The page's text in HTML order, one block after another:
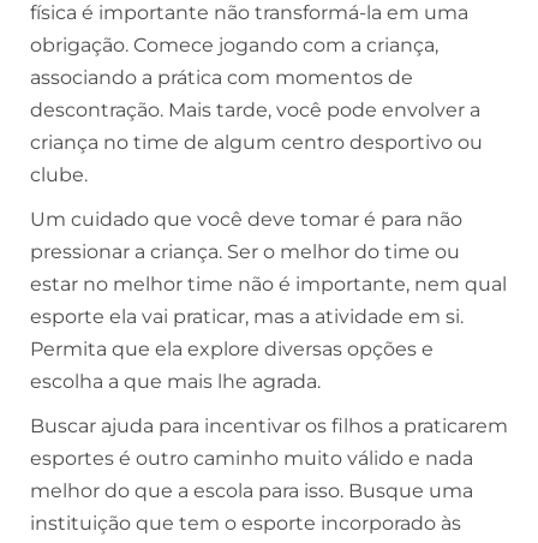
física é importante não transformá-la em uma
obrigação. Comece jogando com a criança,
associando a prática com momentos de
descontração. Mais tarde, você pode envolver a
criança no time de algum centro desportivo ou
clube.
Um cuidado que você deve tomar é para não
pressionar a criança. Ser o melhor do time ou
estar no melhor time não é importante, nem qual
esporte ela vai praticar, mas a atividade em si.
Permita que ela explore diversas opções e
escolha a que mais lhe agrada.
Buscar ajuda para incentivar os filhos a praticarem
esportes é outro caminho muito válido e nada
melhor do que a escola para isso. Busque uma
instituição que tem o esporte incorporado às